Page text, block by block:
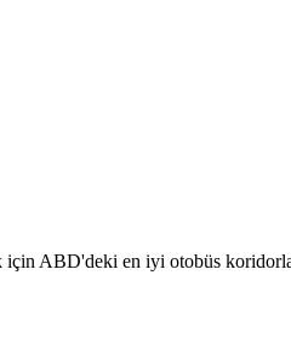
ABD'deki en iyi otobüs